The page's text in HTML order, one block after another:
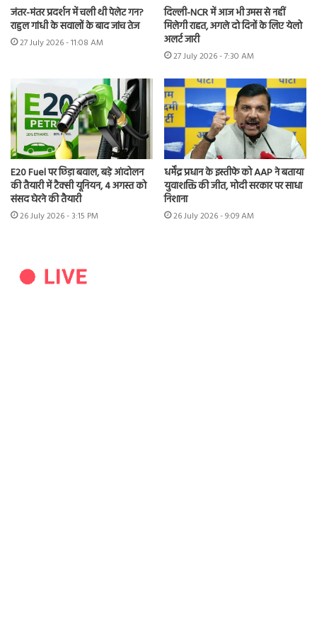
जंतर-मंतर प्रदर्शन में चली थी पेलेट गन?
राहुल गांधी के सवालों के बाद जांच तेज
27 July 2026 - 11:08 AM
दिल्ली-NCR में आज भी उमस से नहीं
मिलेगी राहत, अगले दो दिनों के लिए येलो
अलर्ट जारी
27 July 2026 - 7:30 AM
E20 Fuel पर छिड़ा बवाल, बड़े आंदोलन
की तैयारी में टैक्सी यूनियन, 4 अगस्त को
संसद घेरने की तैयारी
26 July 2026 - 3:15 PM
धर्मेंद्र प्रधान के इस्तीफे को AAP ने बताया
युवाशक्ति की जीत, मोदी सरकार पर साधा
निशाना
26 July 2026 - 9:09 AM